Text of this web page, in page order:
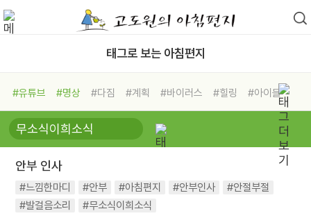
태그로 보는 아침편지
#유튜브 #명상 #다짐 #계획 #바이러스 #힐링
#아이들
#비전캠프
#독서캠프 #삶
#희망
#나눔 #친구 #링컨학교
#독서
#건강
안부 인사
#느낌한마디 #안부 #아침편지 #안부인사
#안절부절
#발걸음소리
#무소식이희소식